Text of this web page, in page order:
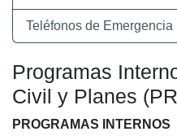
Teléfonos de Emergencia
Programas
Civil y Planes
PROGRAMAS INTERNOS